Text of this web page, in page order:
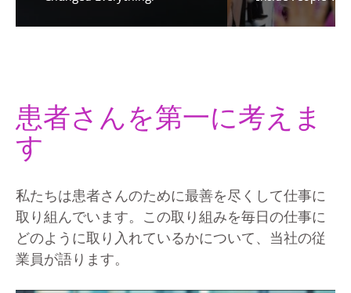
患者さんを第一に考えま
す
私たちは患者さんのために最善を尽くして仕事に
取り組んでいます。この取り組みを毎日の仕事に
どのように取り入れているかについて、当社の従
業員が語ります。